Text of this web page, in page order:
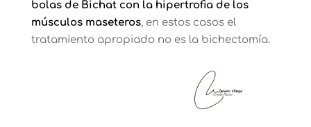
bolas de Bichat con la hipertrofia de los
músculos maseteros, en estos casos el
tratamiento apropiado no es la bichectomía.